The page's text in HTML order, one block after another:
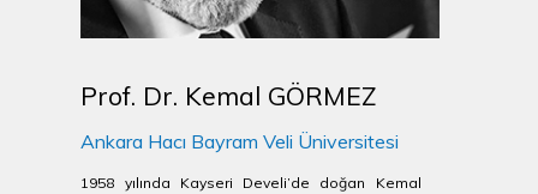
Prof. Dr. Kemal GÖRMEZ
Ankara Hacı Bayram Veli Üniversitesi
1958 yılında Kayseri Develi’de doğan Kemal